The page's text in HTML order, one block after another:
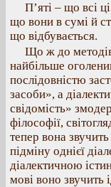
П’яті – що всі
що вони в сумі й
що відбувається.
Що ж до
найбільше
послідовністю
засоби», а
свідомість»
філософії,
тепер вона
підміну однієї
діалектичною
мові воно звучить